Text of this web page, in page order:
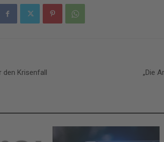
Krisenfall „Die